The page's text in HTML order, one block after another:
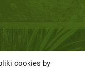
cookies by